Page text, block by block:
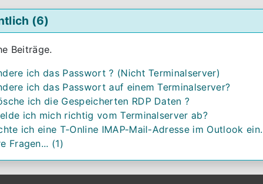
(6)
Beiträge.
ich das Passwort ? (Nicht Terminalserver)
ich das Passwort auf einem Terminalserver?
ich die Gespeicherten RDP Daten ?
ich mich richtig vom Terminalserver ab?
ich eine T-Online IMAP-Mail-Adresse im Outlook ein.
Fragen... (1)